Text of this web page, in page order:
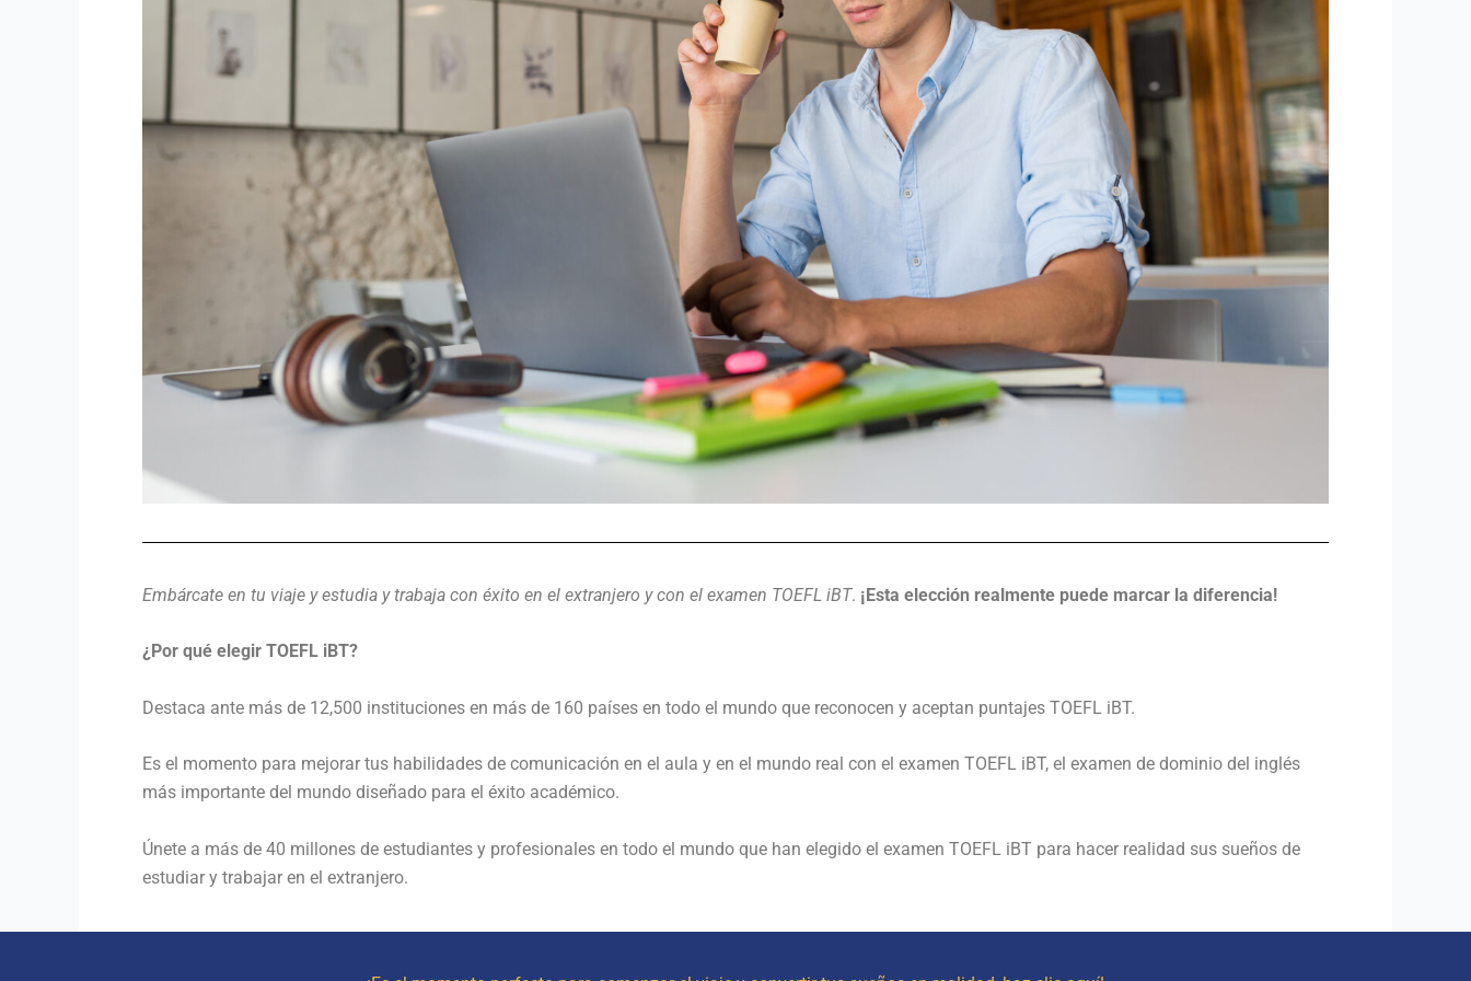
Embárcate en tu viaje y estudia y trabaja con éxito en el extranjero y con el examen TOEFL iBT. ¡Esta elección realmente puede marcar la diferencia!
¿Por qué elegir TOEFL iBT?
Destaca ante más de 12,500 instituciones en más de 160 países en todo el mundo que reconocen y aceptan puntajes TOEFL iBT.
Es el momento para mejorar tus habilidades de comunicación en el aula y en el mundo real con el examen TOEFL iBT, el examen de dominio del inglés
más importante del mundo diseñado para el éxito académico.
Únete a más de 40 millones de estudiantes y profesionales en todo el mundo que han elegido el examen TOEFL iBT para hacer realidad sus sueños de
estudiar y trabajar en el extranjero.